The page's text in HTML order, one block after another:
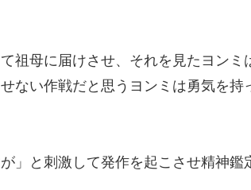
祖母に届けさせ、それを見たヨンミ
ない作戦だと思うヨンミは勇気を持
」と刺激して発作を起こさせ精神鑑